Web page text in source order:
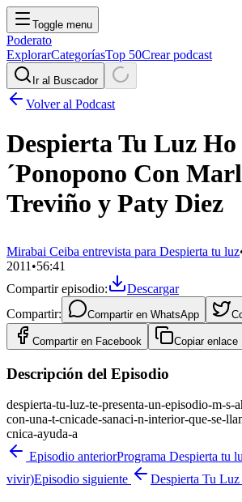
Toggle menu
Poderato
ExplorarCategoríasTop 50Crear podcast
Ir al Buscador
Volver al Podcast
Despierta Tu Luz Ho
´Ponopono Con
Treviño y Paty Diez
Mirabai Ceiba entrevista para Despierta tu luz
2011 •56:41
Compartir episodio:
Descargar
Compartir:
Compartir en WhatsApp
Compartir en Facebook Copiar enlace
Descripción del Episodio
despierta-tu-luz-te-presenta-un-episodio-m-s-
con-una-t-cnicade-sanaci-n-interior-que-se-
cnica-ayuda-a
Episodio anteriorPrograma Despierta tu
vivir)Episodio siguiente Despierta Tu